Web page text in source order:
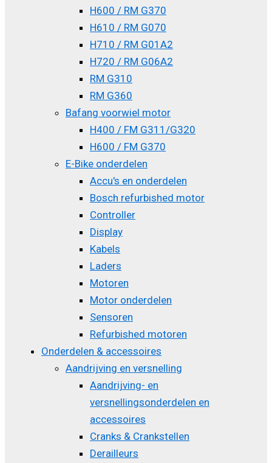
H600 / RM G370
H610 / RM G070
H710 / RM G01A2
H720 / RM G06A2
RM G310
RM G360
Bafang voorwiel motor
H400 / FM G311/G320
H600 / FM G370
E-Bike onderdelen
Accu's en onderdelen
Bosch refurbished motor
Controller
Display
Kabels
Laders
Motoren
Motor onderdelen
Sensoren
Refurbished motoren
Onderdelen & accessoires
Aandrijving en versnelling
Aandrijving- en
versnellingsonderdelen en
accessoires
Cranks & Crankstellen
Derailleurs